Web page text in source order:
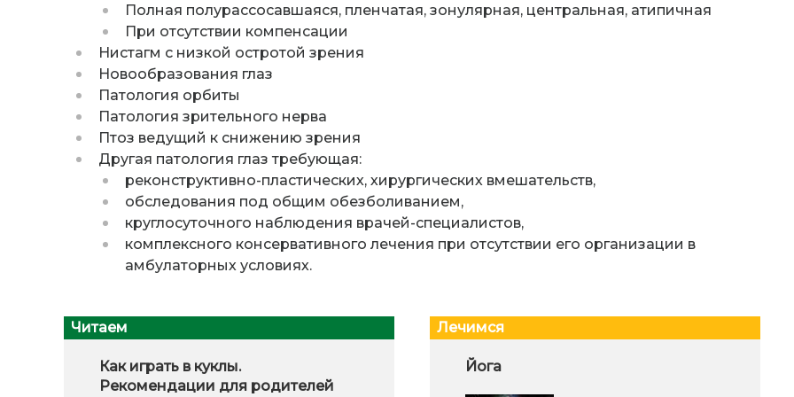
Полная полурассосавшаяся, пленчатая, зонулярная, центральная, атипичная
При отсутствии компенсации
Нистагм с низкой остротой зрения
Новообразования глаз
Патология орбиты
Патология зрительного нерва
Птоз ведущий к снижению зрения
Другая патология глаз требующая:
реконструктивно-пластических, хирургических вмешательств,
обследования под общим обезболиванием,
круглосуточного наблюдения врачей-специалистов,
комплексного консервативного лечения при отсутствии его организации в
амбулаторных условиях.
Читаем
Как играть в куклы.
Рекомендации для родителей
Скорая помощь при ЛОР-
Лечимся
Йога